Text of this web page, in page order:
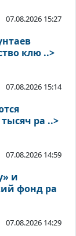
07.08.2026 15:27
клю ..>
07.08.2026 15:14
ра ..>
07.08.2026 14:59
и
фонд ра
07.08.2026 14:29